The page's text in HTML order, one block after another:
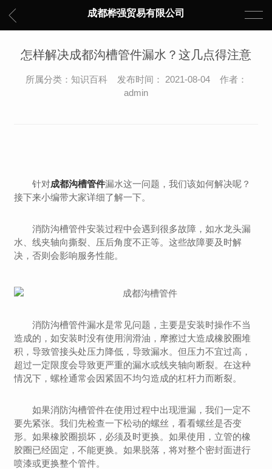
成都桦强贸易有限公司
怎样解决成都沟槽管件漏水？这几点得注意
所属分类：知识百科 发布时间： 2021-08-04 作者：
admin
针对成都沟槽管件漏水这一问题，我们该如何解决呢？
接下来小编带大家详细了解一下。
消防沟槽管件安装过程中会遇到很多故障，如水龙头漏
水、线夹轴向撕裂、压后角度不正等。这些故障要及时解
决，否则会影响服务性能。
消防沟槽管件漏水是常见问题，主要是安装时操作不当
造成的，如安装时没有使用润滑油，摩擦过大造成橡胶圈堆
积，导致管接头处压力降低，导致漏水。但压力不宜过高，
超过一定限度会导致更严重的漏水或线夹轴向断裂。在这种
情况下，螺栓通常会因紧固不均匀造成的杠杆力而断裂。
如果消防沟槽管件在使用过程中出现泄漏，我们一定不
要先紧张。我们先检查一下松动的螺丝，看看螺丝是否变
形。如果橡胶圈损坏，必须及时更换。如果使用，立管的橡
胶圈已经固定，不能更换。如果脱落，将对整个密封面进行
喷漆或更换整个管件。